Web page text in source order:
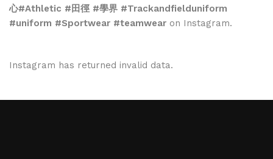
心#Athletic #田徑 #學界 #Trackandfielduniform
#uniform #Sportwear #teamwear on Instagram.
Instagram has returned invalid data.